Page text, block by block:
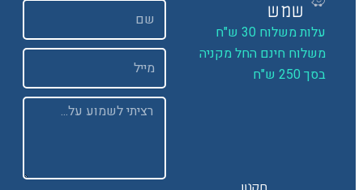
שמש
משלוח 30 ש"ח
חינם החל מקניה
Email
Message